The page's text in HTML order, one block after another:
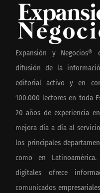
Expansión y
difusión de la
editorial activo y en
100.000 lectores en toda
20 años de experiencia
mejora día a día al
los principales
como en
digitales ofrece
comunicados